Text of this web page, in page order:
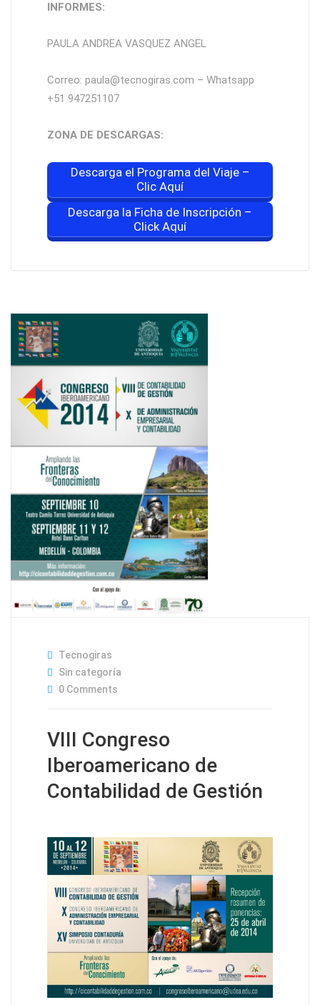
INFORMES:
PAULA ANDREA VASQUEZ ANGEL
Correo: paula@tecnogiras.com – Whatsapp
+51 947251107
ZONA DE DESCARGAS:
Descarga el Programa del Viaje –
Clic Aquí
Descarga la Ficha de Inscripción –
Click Aquí
Tecnogiras
Sin categoría
0 Comments
VIII Congreso
Iberoamericano de
Contabilidad de Gestión